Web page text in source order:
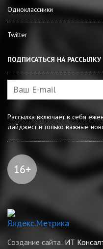
Одноклассники
Twitter
ПОДПИСАТЬСЯ НА РАССЫЛКУ
Рассылка включает в себя
дайджест и только важные
Создание сайта: ИТ